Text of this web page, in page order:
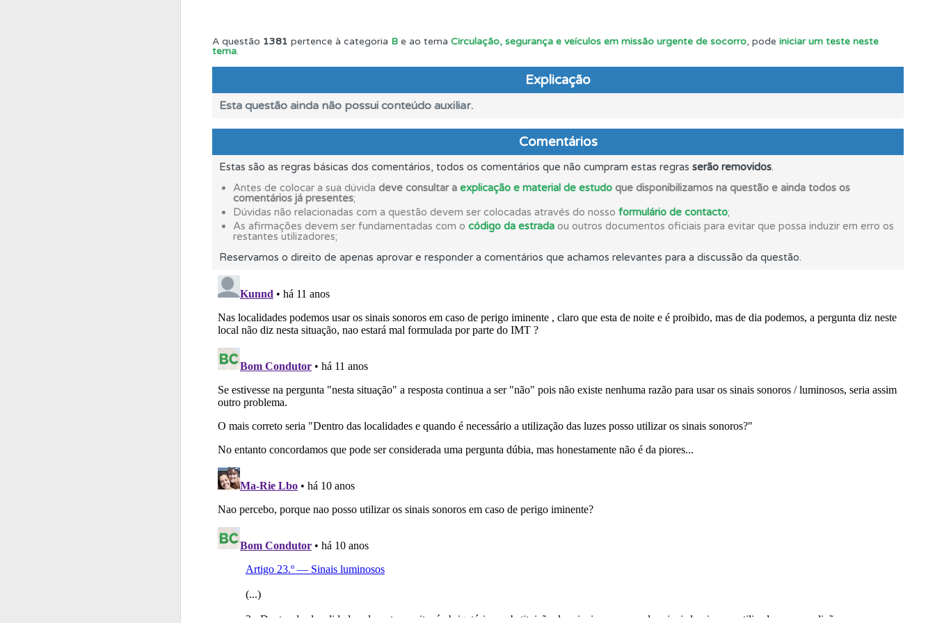
Veja os testemunhos dos nossos utilizadores e deixe o seu!
Biblioteca Consulte a biblioteca para tirar dúvidas e ver resumos do código.
Biblioteca Consulte o código da estrada na nossa biblioteca.
Questões Consulte aqui todas as questões que usamos na plataforma.
Questões Pode guardar uma questão colocando-a como favorita.
Conta
Testes O teste "Difícil" apresenta-lhe as questões mais falhadas na plataforma.
A questão 1381 pertence à categoria B e ao tema Circulação, segurança e veículos em missão urgente de socorro, pode iniciar um teste neste
tema.
Explicação
Esta questão ainda não possui conteúdo auxiliar.
Comentários
Estas são as regras básicas dos comentários, todos os comentários que não cumpram estas regras serão removidos.
Antes de colocar a sua dúvida deve consultar a explicação e material de estudo que disponibilizamos na questão e ainda todos os
comentários já presentes;
Dúvidas não relacionadas com a questão devem ser colocadas através do nosso formulário de contacto;
As afirmações devem ser fundamentadas com o código da estrada ou outros documentos oficiais para evitar que possa induzir em erro os
restantes utilizadores;
Reservamos o direito de apenas aprovar e responder a comentários que achamos relevantes para a discussão da questão.